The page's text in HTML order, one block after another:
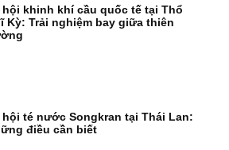
hội khinh khí cầu quốc tế tại Thổ
Kỳ: Trải nghiệm bay giữa thiên
hội té nước Songkran tại Thái Lan:
điều cần biết